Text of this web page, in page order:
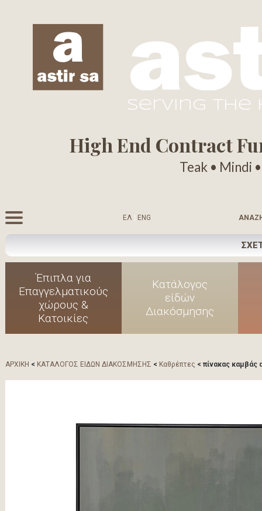
serving the
High End Contract
Teak • Mindi
ΕΛ | ENG
Έπιπλα για
Επαγγελματικούς
χώρους &
Κατοικίες
Κατάλογος
είδών
Διακόσμησης
ΑΡΧΙΚΗ < ΚΑΤΑΛΟΓΟΣ ΕΙΔΩΝ ΔΙΑΚΟΣΜΗΣΗΣ < Καθρέπτες < πίνακας καμβάς